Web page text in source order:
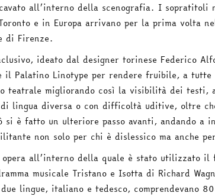
all’interno della scenografia. I sopratitoli
e in Europa arrivano per la prima volta
di Firenze.
ideato dal designer torinese Federico
il Palatino Linotype per rendere fruibile, a tutte
teatrale migliorando così la visibilità dei testi,
lingua diversa o con difficoltà uditive, oltre
si è fatto un ulteriore passo avanti, andando a
non solo per chi è dislessico ma anche
opera all’interno della quale è stato utilizzato il
musicale Tristano e Isotta di Richard
lingue, italiano e tedesco, comprendevano